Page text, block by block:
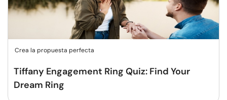
Crea la propuesta perfecta
Tiffany Engagement Ring Quiz: Find Your
Dream Ring